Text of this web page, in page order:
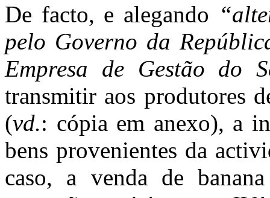
De facto, e alegando
pelo Governo da
Empresa de Gestão do
transmitir aos produtores
(vd.: cópia em anexo), a
bens provenientes da
caso, a venda de